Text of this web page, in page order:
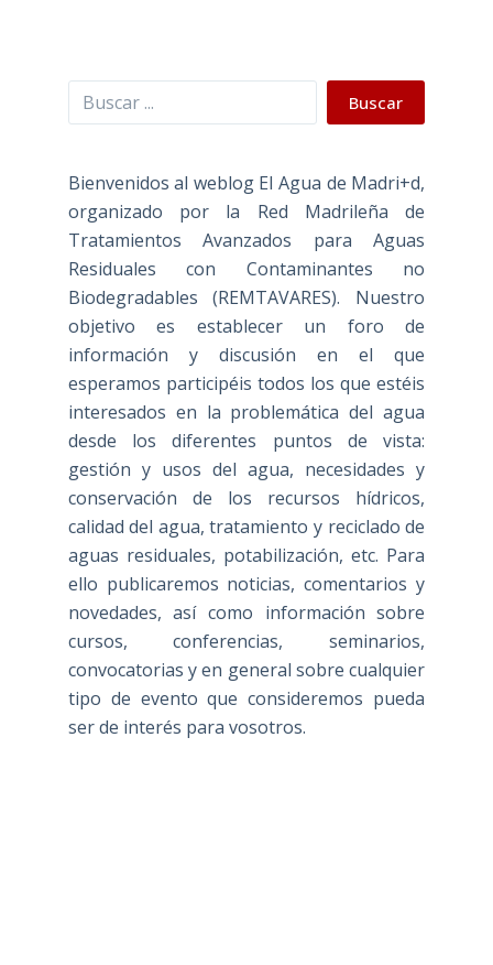
Buscar Buscar
Bienvenidos al weblog El Agua de Madri+d,
organizado por la Red Madrileña de
Tratamientos Avanzados para Aguas
Residuales con Contaminantes no
Biodegradables (REMTAVARES). Nuestro
objetivo es establecer un foro de
información y discusión en el que
esperamos participéis todos los que estéis
interesados en la problemática del agua
desde los diferentes puntos de vista:
gestión y usos del agua, necesidades y
conservación de los recursos hídricos,
calidad del agua, tratamiento y reciclado de
aguas residuales, potabilización, etc. Para
ello publicaremos noticias, comentarios y
novedades, así como información sobre
cursos, conferencias, seminarios,
convocatorias y en general sobre cualquier
tipo de evento que consideremos pueda
ser de interés para vosotros.